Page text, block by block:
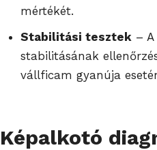
mértékét.
Stabilitási tesztek –
stabilitásának
vállficam gyanúja
Képalkotó